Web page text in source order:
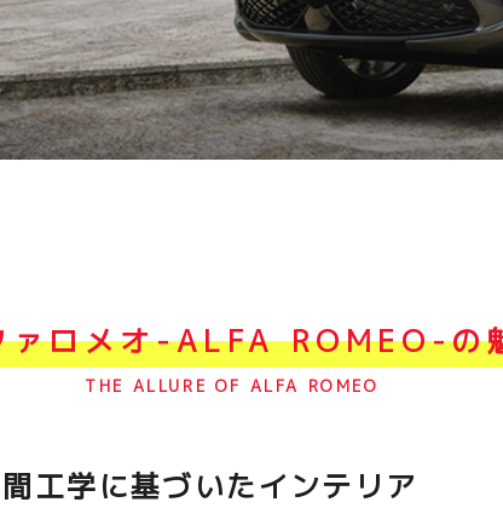
ァロメオ-ALFA ROMEO-の
THE ALLURE OF ALFA ROMEO
工学に基づいたインテリア